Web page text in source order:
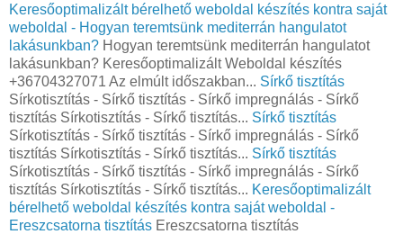
Keresőoptimalizált bérelhető weboldal készítés kontra saját
weboldal - Hogyan teremtsünk mediterrán hangulatot
lakásunkban? Hogyan teremtsünk mediterrán hangulatot
lakásunkban? Keresőoptimalizált Weboldal készítés
+36704327071 Az elmúlt időszakban... Sírkő tisztítás
Sírkotisztítás - Sírkő tisztítás - Sírkő impregnálás - Sírkő
tisztítás Sírkotisztítás - Sírkő tisztítás... Sírkő tisztítás
Sírkotisztítás - Sírkő tisztítás - Sírkő impregnálás - Sírkő
tisztítás Sírkotisztítás - Sírkő tisztítás... Sírkő tisztítás
Sírkotisztítás - Sírkő tisztítás - Sírkő impregnálás - Sírkő
tisztítás Sírkotisztítás - Sírkő tisztítás... Keresőoptimalizált
bérelhető weboldal készítés kontra saját weboldal -
Ereszcsatorna tisztítás Ereszcsatorna tisztítás